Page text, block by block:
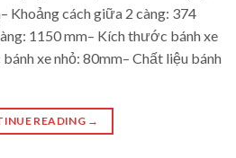
Khoảng cách giữa 2 càng: 374
1150 mm– Kích thước bánh xe
xe nhỏ: 80mm– Chất liệu bánh
READING →